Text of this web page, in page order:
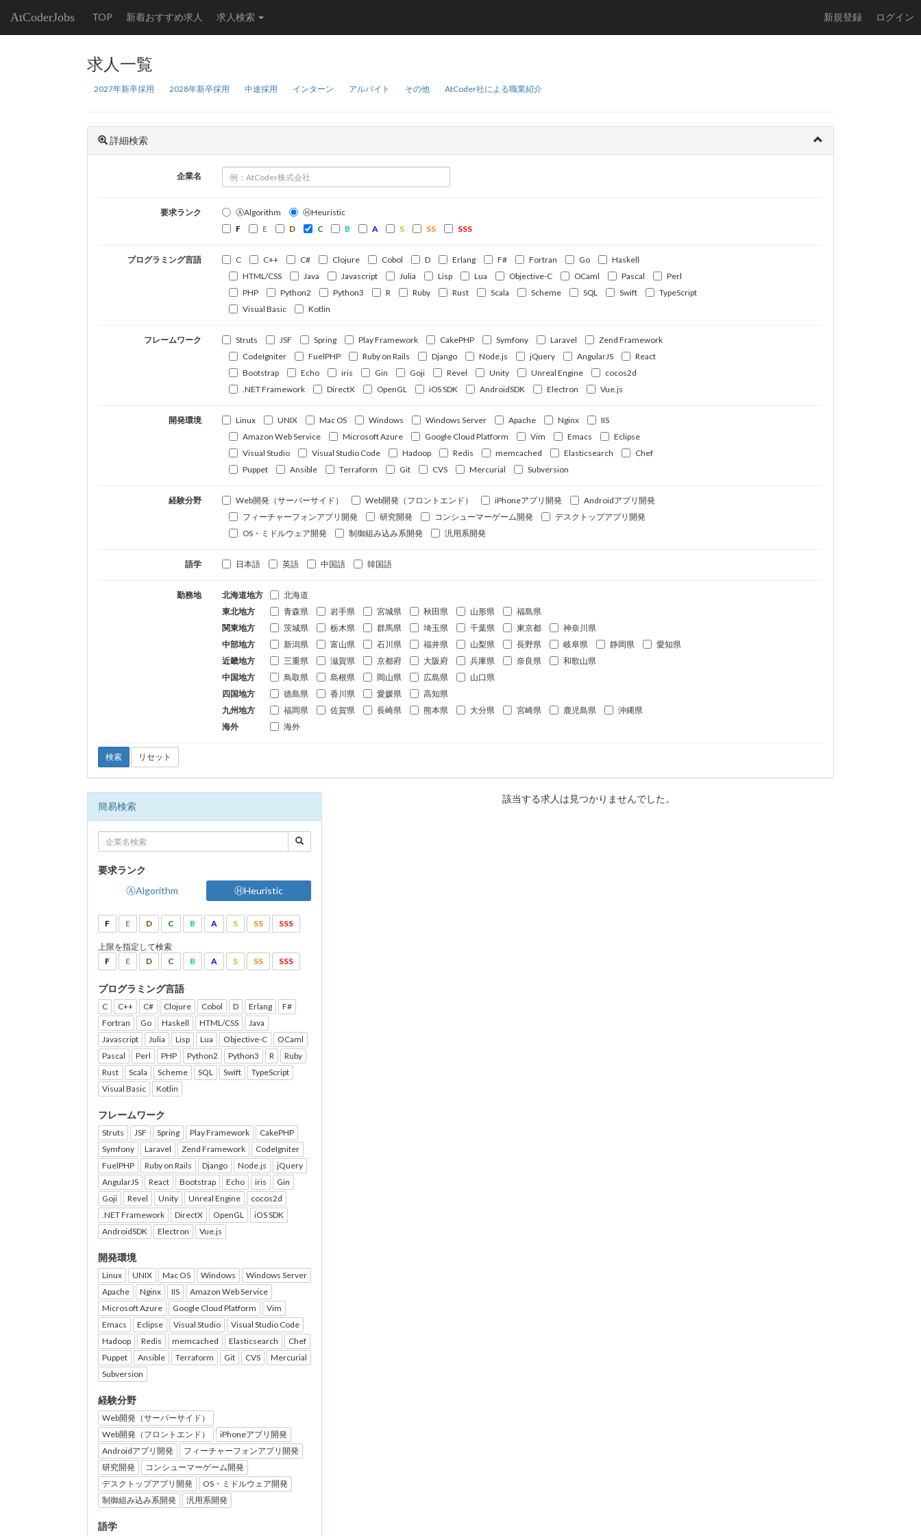
AtCoderJobs TOP 新着おすすめ求人 求人検索 新規登録 ログイン
求人一覧
2027年新卒採用 2028年新卒採用 中途採用 インターン アルバイト その他 AtCoder社による職業紹介
詳細検索
企業名
要求ランク ⒶAlgorithm
ⒽHeuristic
F
E D C B A S SS SSS
プログラミング言語 C C++ C# Clojure Cobol D Erlang F# Fortran Go
Haskell
HTML/CSS
Java Javascript Julia Lisp Lua Objective-C OCaml Pascal
Perl
PHP
Python2 Python3 R Ruby Rust Scala Scheme SQL Swift
TypeScript
Visual Basic
Kotlin
フレームワーク Struts JSF Spring Play Framework CakePHP Symfony Laravel
Zend Framework
CodeIgniter
FuelPHP Ruby on Rails Django Node.js jQuery AngularJS
React
Bootstrap
Echo iris Gin Goji Revel Unity Unreal Engine
cocos2d
.NET Framework
DirectX OpenGL iOS SDK AndroidSDK Electron Vue.js
開発環境 Linux UNIX Mac OS Windows Windows Server Apache Nginx
IIS
Amazon Web Service
Microsoft Azure Google Cloud Platform Vim Emacs
Eclipse
Visual Studio
Visual Studio Code Hadoop Redis memcached Elasticsearch
Chef
Puppet
Ansible Terraform Git CVS Mercurial Subversion
経験分野 Web開発（サーバーサイド） Web開発（フロントエンド） iPhoneアプリ開発
Androidアプリ開発
フィーチャーフォンアプリ開発
研究開発 コンシューマーゲーム開発
デスクトップアプリ開発
OS・ミドルウェア開発
制御組み込み系開発 汎用系開発
語学 日本語 英語 中国語 韓国語
勤務地 北海道地方
北海道
東北地方
青森県 岩手県 宮城県 秋田県 山形県
福島県
関東地方
茨城県 栃木県 群馬県 埼玉県 千葉県 東京都
神奈川県
中部地方
新潟県 富山県 石川県 福井県 山梨県 長野県 岐阜県 静岡県
愛知県
近畿地方
三重県 滋賀県 京都府 大阪府 兵庫県 奈良県
和歌山県
中国地方
鳥取県 島根県 岡山県 広島県
山口県
四国地方
徳島県 香川県 愛媛県
高知県
九州地方
福岡県 佐賀県 長崎県 熊本県 大分県 宮崎県 鹿児島県
沖縄県
海外
海外
検索 リセット
簡易検索
要求ランク
ⒶAlgorithm
ⒽHeuristic
F E D C B A S SS SSS
上限を指定して検索
F
E D C B A S SS SSS
プログラミング言語
C C++ C# Clojure Cobol D Erlang
F#
Fortran
Go Haskell HTML/CSS
Java
Javascript
Julia Lisp Lua Objective-C
OCaml
Pascal
Perl PHP Python2 Python3 R
Ruby
Rust
Scala Scheme SQL Swift
TypeScript
Visual Basic
Kotlin
フレームワーク
Struts JSF Spring Play Framework
CakePHP
Symfony
Laravel Zend Framework
CodeIgniter
FuelPHP
Ruby on Rails Django Node.js
jQuery
AngularJS
React Bootstrap Echo iris
Gin
Goji
Revel Unity Unreal Engine
cocos2d
.NET Framework
DirectX OpenGL
iOS SDK
AndroidSDK
Electron Vue.js
開発環境
Linux UNIX Mac OS Windows
Windows Server
Apache
Nginx IIS
Amazon Web Service
Microsoft Azure
Google Cloud Platform
Vim
Emacs
Eclipse Visual Studio
Visual Studio Code
Hadoop
Redis memcached Elasticsearch
Chef
Puppet
Ansible Terraform Git CVS
Mercurial
Subversion
経験分野
Web開発（サーバーサイド）
Web開発（フロントエンド）
iPhoneアプリ開発
Androidアプリ開発
フィーチャーフォンアプリ開発
研究開発
コンシューマーゲーム開発
デスクトップアプリ開発
OS・ミドルウェア開発
制御組み込み系開発
汎用系開発
語学
該当する求人は見つかりませんでした。